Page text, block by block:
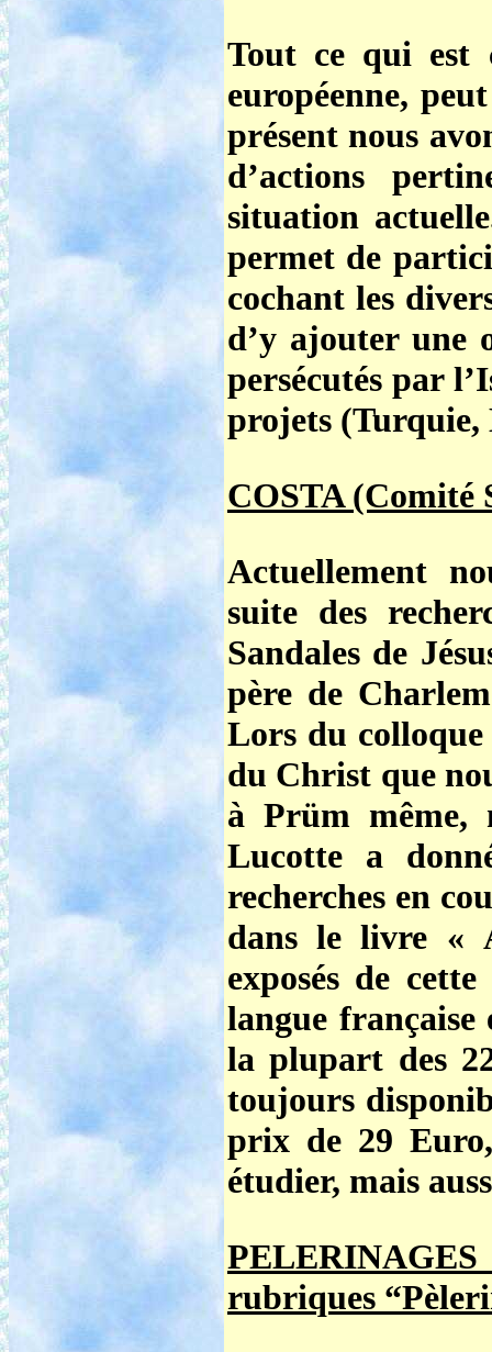
Tout ce qui est
européenne,
présent nous
d’actions
situation
permet de
cochant les
d’y ajouter une
persécutés par
projets
COSTA (Comité
Actuellement
suite des
Sandales de
père de
Lors du
du Christ que
à Prüm même,
Lucotte a
recherches en
dans lelivre «
exposés de
langue
la plupart des
toujours
prix de 29
étudier, mais
rubriques